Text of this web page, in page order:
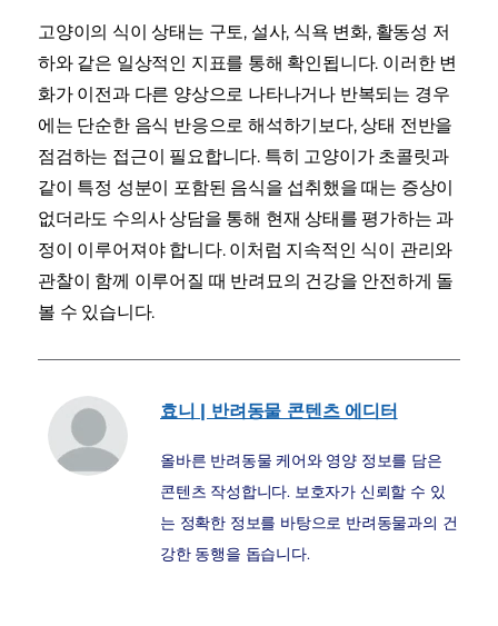
고양이의 식이 상태는 구토, 설사, 식욕 변화, 활동성 저
하와 같은 일상적인 지표를 통해 확인됩니다. 이러한 변
화가 이전과 다른 양상으로 나타나거나 반복되는 경우
에는 단순한 음식 반응으로 해석하기보다, 상태 전반을
점검하는 접근이 필요합니다. 특히 고양이가 초콜릿과
같이 특정 성분이 포함된 음식을 섭취했을 때는 증상이
없더라도 수의사 상담을 통해 현재 상태를 평가하는 과
정이 이루어져야 합니다. 이처럼 지속적인 식이 관리와
관찰이 함께 이루어질 때 반려묘의 건강을 안전하게 돌
볼 수 있습니다.
효니 | 반려동물 콘텐츠 에디터
올바른 반려동물 케어와 영양 정보를 담은
콘텐츠 작성합니다. 보호자가 신뢰할 수 있
는 정확한 정보를 바탕으로 반려동물과의 건
강한 동행을 돕습니다.